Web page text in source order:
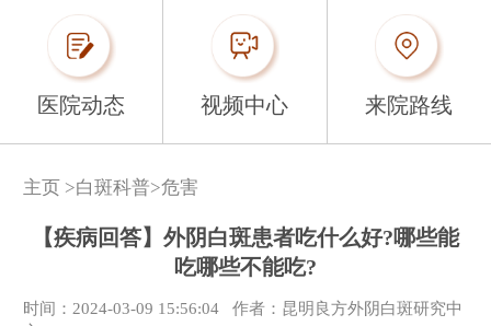
医院动态 视频中心 来院路线
主页 >白斑科普>危害
【疾病回答】外阴白斑患者吃什么好?哪些能
吃哪些不能吃?
时间：2024-03-09 15:56:04
作者：昆明良方外阴白斑研究中